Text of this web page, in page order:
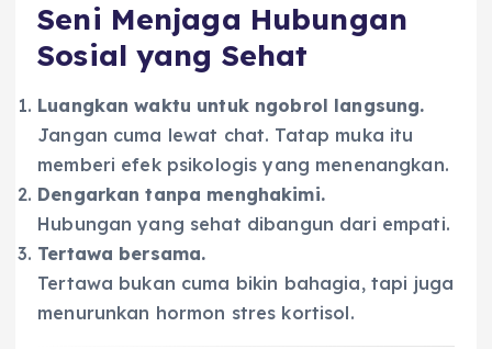
Seni Menjaga Hubungan
Sosial yang Sehat
Luangkan waktu untuk ngobrol langsung.
Jangan cuma lewat chat. Tatap muka itu
memberi efek psikologis yang menenangkan.
Dengarkan tanpa menghakimi.
Hubungan yang sehat dibangun dari empati.
Tertawa bersama.
Tertawa bukan cuma bikin bahagia, tapi juga
menurunkan hormon stres kortisol.